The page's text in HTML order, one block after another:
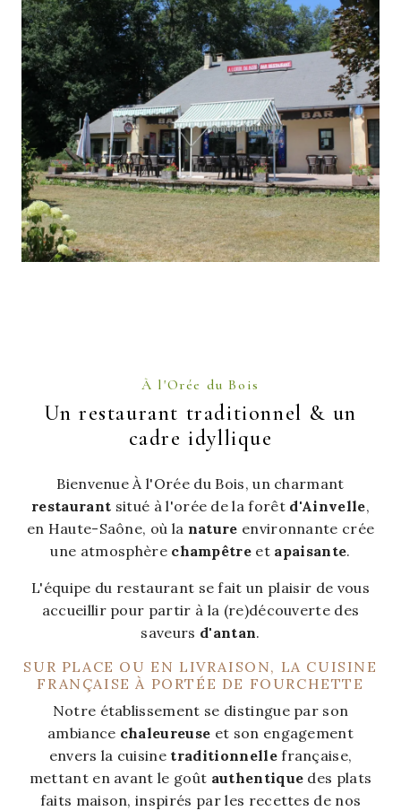
À l'Orée du Bois
Un restaurant traditionnel & un
cadre idyllique
Bienvenue À l'Orée du Bois, un charmant
restaurant situé à l'orée de la forêt d'Ainvelle,
en Haute-Saône, où la nature environnante crée
une atmosphère champêtre et apaisante.
L'équipe du restaurant se fait un plaisir de vous
accueillir pour partir à la (re)découverte des
saveurs d'antan.
SUR PLACE OU EN LIVRAISON, LA CUISINE
FRANÇAISE À PORTÉE DE FOURCHETTE
Notre établissement se distingue par son
ambiance chaleureuse et son engagement
envers la cuisine traditionnellefrançaise,
mettant en avant le goût authentique des plats
faits maison, inspirés par les recettes de nos